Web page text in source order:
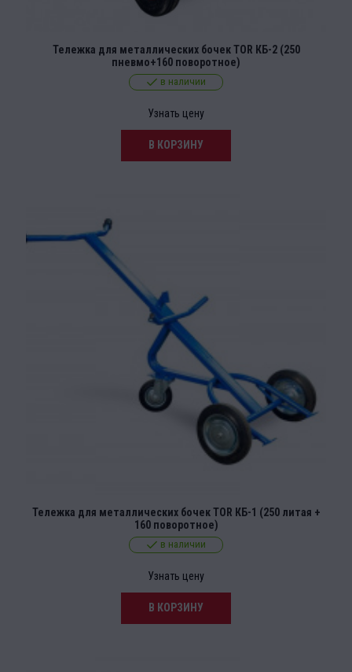
Тележка для металлических бочек TOR КБ-2 (250
пневмо+160 поворотное)
в наличии
Узнать цену
В КОРЗИНУ
Тележка для металлических бочек TOR КБ-1 (250 литая +
160 поворотное)
в наличии
Узнать цену
В КОРЗИНУ